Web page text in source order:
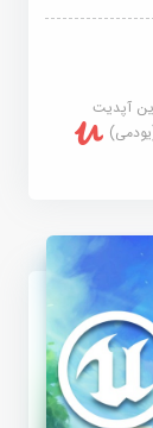
آپدیت